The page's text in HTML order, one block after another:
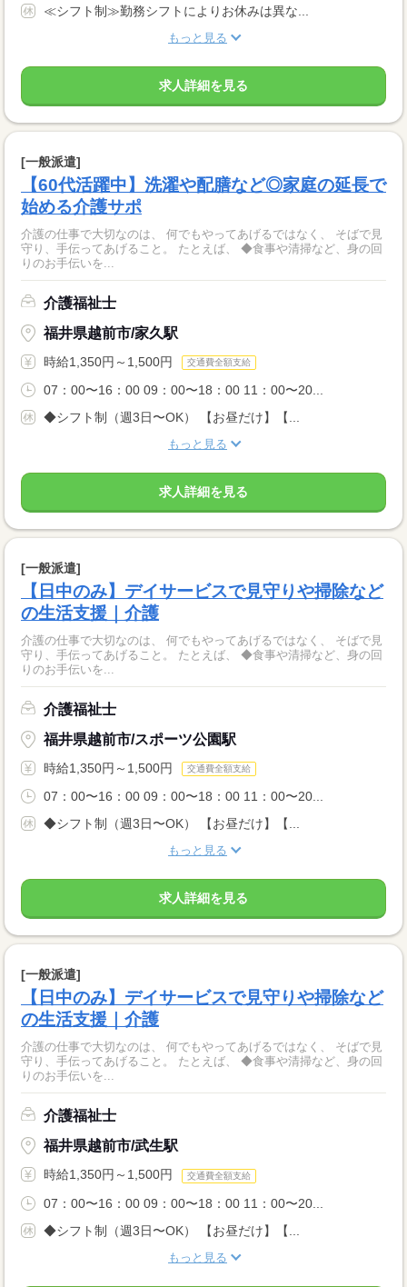
≪シフト制≫勤務シフトによりお休みは異な...
もっと見る
求人詳細を見る
[一般派遣]
【60代活躍中】洗濯や配膳など◎家庭の延長で
始める介護サポ
介護の仕事で大切なのは、 何でもやってあげるではなく、 そばで見
守り、手伝ってあげること。 たとえば、 ◆食事や清掃など、身の回
りのお手伝いを...
介護福祉士
福井県越前市/家久駅
時給1,350円～1,500円 交通費全額支給
07：00〜16：00 09：00〜18：00 11：00〜20...
◆シフト制（週3日〜OK） 【お昼だけ】【...
もっと見る
求人詳細を見る
[一般派遣]
【日中のみ】デイサービスで見守りや掃除など
の生活支援｜介護
介護の仕事で大切なのは、 何でもやってあげるではなく、 そばで見
守り、手伝ってあげること。 たとえば、 ◆食事や清掃など、身の回
りのお手伝いを...
介護福祉士
福井県越前市/スポーツ公園駅
時給1,350円～1,500円 交通費全額支給
07：00〜16：00 09：00〜18：00 11：00〜20...
◆シフト制（週3日〜OK） 【お昼だけ】【...
もっと見る
求人詳細を見る
[一般派遣]
【日中のみ】デイサービスで見守りや掃除など
の生活支援｜介護
介護の仕事で大切なのは、 何でもやってあげるではなく、 そばで見
守り、手伝ってあげること。 たとえば、 ◆食事や清掃など、身の回
りのお手伝いを...
介護福祉士
福井県越前市/武生駅
時給1,350円～1,500円 交通費全額支給
07：00〜16：00 09：00〜18：00 11：00〜20...
◆シフト制（週3日〜OK） 【お昼だけ】【...
もっと見る